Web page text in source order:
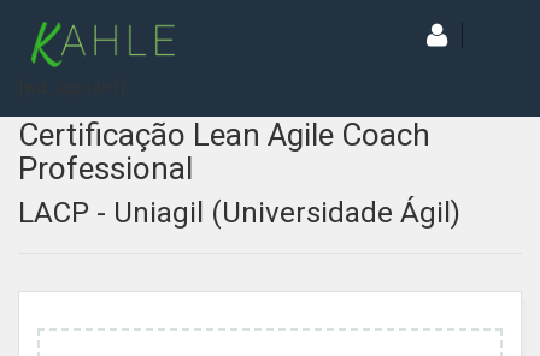
Certificação Lean Agile Coach
Professional
LACP - Uniagil (Universidade Ágil)